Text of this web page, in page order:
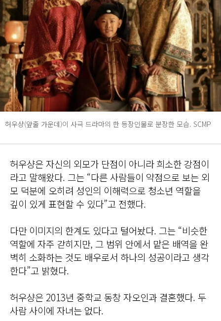
허우샹(앞줄 가운데)이 사극 드라마의 한 등장인물로 분장한 모습. SCMP
허우샹은 자신의 외모가 단점이 아니라 희소한 강점이
라고 말해왔다. 그는 “다른 사람들이 약점으로 보는 외
모 덕분에 오히려 성인의 이해력으로 청소년 역할을
깊이 있게 표현할 수 있다”고 전했다.
다만 이미지의 한계도 있다고 털어놨다. 그는 “비슷한
역할에 자주 갇히지만, 그 범위 안에서 맡은 배역을 완
벽히 소화하는 것도 배우로서 하나의 성공이라고 생각
한다”고 밝혔다.
허우샹은 2013년 중학교 동창 자오인과 결혼했다. 두
사람 사이에 자녀는 없다.